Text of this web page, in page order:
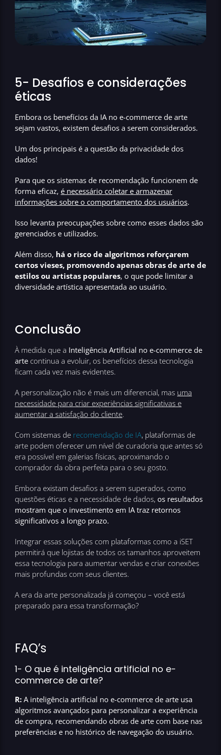
5- Desafios e considerações
éticas
Embora os benefícios da IA no e-commerce de arte
sejam vastos, existem desafios a serem considerados.
Um dos principais é a questão da privacidade dos
dados!
Para que os sistemas de recomendação funcionem de
forma eficaz, é necessário coletar e armazenar
informações sobre o comportamento dos usuários.
Isso levanta preocupações sobre como esses dados são
gerenciados e utilizados.
Além disso, há o risco de algoritmos reforçarem
certos vieses, promovendo apenas obras de arte de
estilos ou artistas populares, o que pode limitar a
diversidade artística apresentada ao usuário.
Conclusão
À medida que a Inteligência Artificial no e-commerce de
arte continua a evoluir, os benefícios dessa tecnologia
ficam cada vez mais evidentes.
A personalização não é mais um diferencial, mas uma
necessidade para criar experiências significativas e
aumentar a satisfação do cliente.
Com sistemas de recomendação de IA, plataformas de
arte podem oferecer um nível de curadoria que antes só
era possível em galerias físicas, aproximando o
comprador da obra perfeita para o seu gosto.
Embora existam desafios a serem superados, como
questões éticas e a necessidade de dados, os resultados
mostram que o investimento em IA traz retornos
significativos a longo prazo.
Integrar essas soluções com plataformas como a iSET
permitirá que lojistas de todos os tamanhos aproveitem
essa tecnologia para aumentar vendas e criar conexões
mais profundas com seus clientes.
A era da arte personalizada já começou – você está
preparado para essa transformação?
FAQ’s
1- O que é inteligência artificial no e-
commerce de arte?
R: A inteligência artificial no e-commerce de arte usa
algoritmos avançados para personalizar a experiência
de compra, recomendando obras de arte com base nas
preferências e no histórico de navegação do usuário.